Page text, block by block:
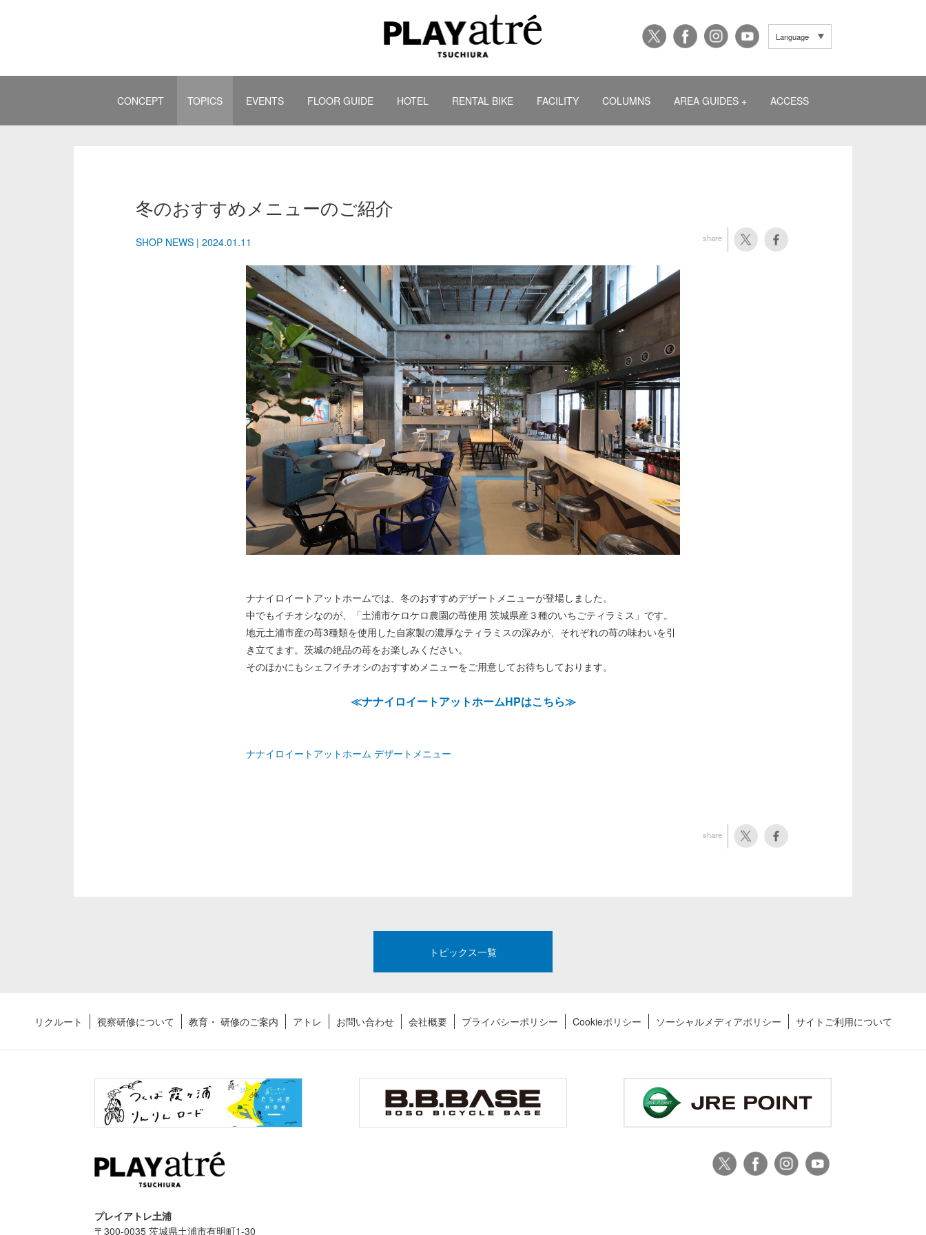
Language
CONCEPT TOPICS EVENTS FLOOR GUIDE HOTEL RENTAL BIKE FACILITY COLUMNS AREA GUIDES + ACCESS
冬のおすすめメニューのご紹介
SHOP NEWS | 2024.01.11 share
ナナイロイートアットホームでは、冬のおすすめデザートメニューが登場しました。
中でもイチオシなのが、「土浦市ケロケロ農園の苺使用 茨城県産３種のいちごティラミス」です。
地元土浦市産の苺3種類を使用した自家製の濃厚なティラミスの深みが、それぞれの苺の味わいを引
き立てます。茨城の絶品の苺をお楽しみください。
そのほかにもシェフイチオシのおすすめメニューをご用意してお待ちしております。
≪ナナイロイートアットホームHPはこちら≫
ナナイロイートアットホーム デザートメニュー
share
トピックス一覧
リクルート 視察研修について 教育・ 研修のご案内 アトレ お問い合わせ 会社概要 プライバシーポリシー Cookieポリシー ソーシャルメディアポリシー サイトご利用について
プレイアトレ土浦
〒300-0035 茨城県土浦市有明町1-30